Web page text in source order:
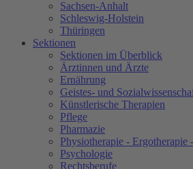
Sachsen-Anhalt
Schleswig-Holstein
Thüringen
Sektionen
Sektionen im Überblick
Ärztinnen und Ärzte
Ernährung
Geistes- und
Künstlerische Therapien
Pflege
Pharmazie
Physiotherapie - Ergotherapie
Psychologie
Rechtsberufe